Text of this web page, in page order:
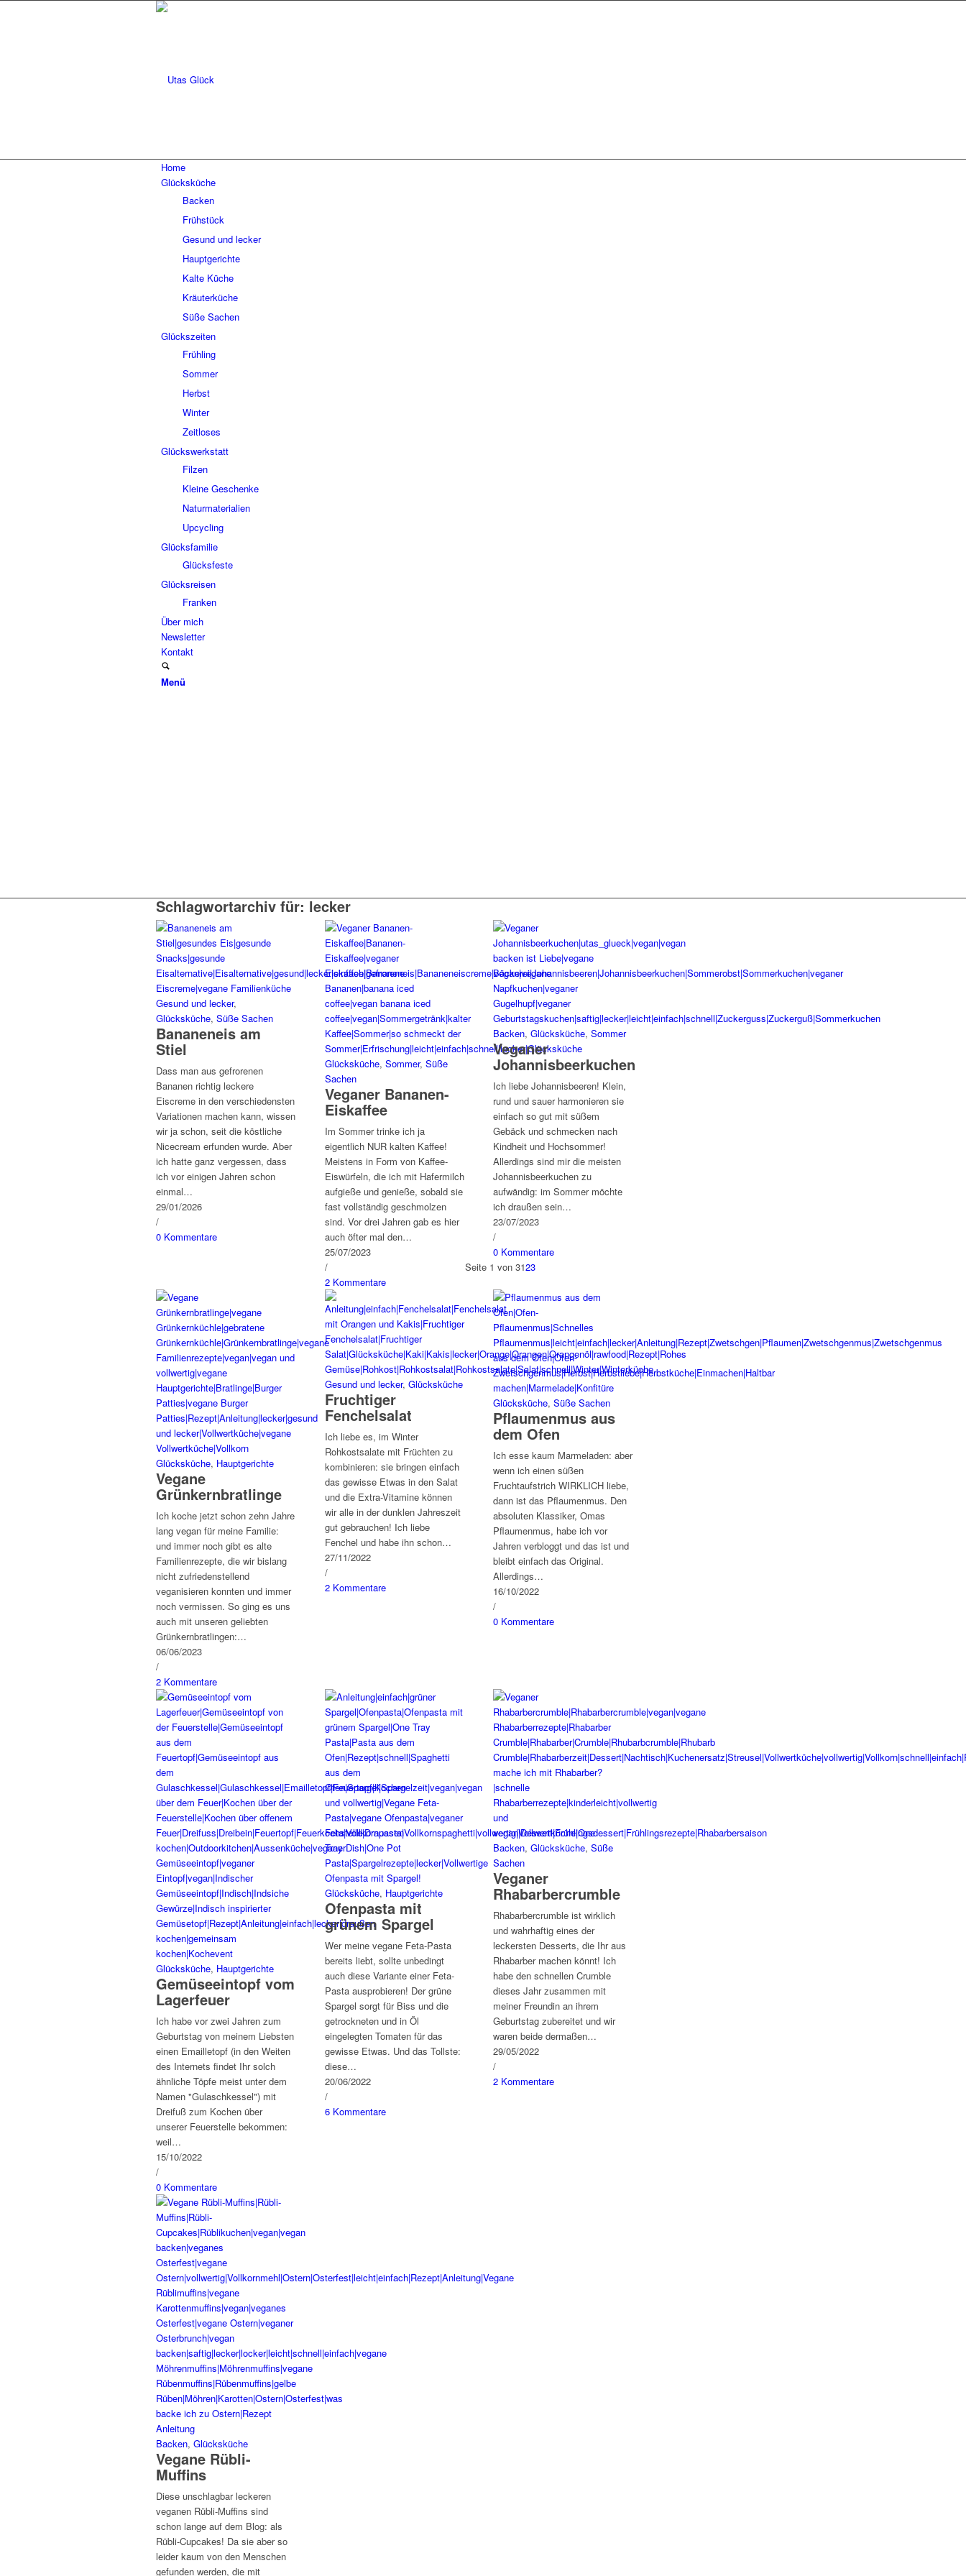
Home
Glücksküche
Backen
Frühstück
Gesund und lecker
Hauptgerichte
Kalte Küche
Kräuterküche
Süße Sachen
Glückszeiten
Frühling
Sommer
Herbst
Winter
Zeitloses
Glückswerkstatt
Filzen
Kleine Geschenke
Naturmaterialien
Upcycling
Glücksfamilie
Glücksfeste
Glücksreisen
Franken
Über mich
Newsletter
Kontakt
Menü
Schlagwortarchiv für: lecker
Gesund und lecker,
Glücksküche, Süße Sachen
Bananeneis am
Stiel
Dass man aus gefrorenen
Bananen richtig leckere
Eiscreme in den verschiedensten
Variationen machen kann, wissen
wir ja schon, seit die köstliche
Nicecream erfunden wurde. Aber
ich hatte ganz vergessen, dass
ich vor einigen Jahren schon
einmal…
29/01/2026
/
0 Kommentare
Glücksküche, Sommer, Süße
Sachen
Veganer Bananen-
Eiskaffee
Im Sommer trinke ich ja
eigentlich NUR kalten Kaffee!
Meistens in Form von Kaffee-
Eiswürfeln, die ich mit Hafermilch
aufgieße und genieße, sobald sie
fast vollständig geschmolzen
sind. Vor drei Jahren gab es hier
auch öfter mal den…
25/07/2023
/
2 Kommentare
Backen,Glücksküche,Sommer
Veganer
Johannisbeerkuchen
Ich liebe Johannisbeeren! Klein,
rund und sauer harmonieren sie
einfach so gut mit süßem
Gebäck und schmecken nach
Kindheit und Hochsommer!
Allerdings sind mir die meisten
Johannisbeerkuchen zu
aufwändig: im Sommer möchte
ich draußen sein…
23/07/2023
/
0 Kommentare
Glücksküche, Hauptgerichte
Vegane
Grünkernbratlinge
Ich koche jetzt schon zehn Jahre
lang vegan für meine Familie:
und immer noch gibt es alte
Familienrezepte, die wir bislang
nicht zufriedenstellend
veganisieren konnten und immer
noch vermissen. So ging es uns
auch mit unseren geliebten
Grünkernbratlingen:…
06/06/2023
/
2 Kommentare
Gesund und lecker, Glücksküche
Fruchtiger
Fenchelsalat
Ich liebe es, im Winter
Rohkostsalate mit Früchten zu
kombinieren: sie bringen einfach
das gewisse Etwas in den Salat
und die Extra-Vitamine können
wir alle in der dunklen Jahreszeit
gut gebrauchen! Ich liebe
Fenchel und habe ihn schon…
27/11/2022
/
2 Kommentare
Glücksküche,Süße Sachen
Pflaumenmus aus
dem Ofen
Ich esse kaum Marmeladen: aber
wenn ich einen süßen
Fruchtaufstrich WIRKLICH liebe,
dann ist das Pflaumenmus. Den
absoluten Klassiker, Omas
Pflaumenmus, habe ich vor
Jahren verbloggt und das ist und
bleibt einfach das Original.
Allerdings…
16/10/2022
/
0 Kommentare
Glücksküche, Hauptgerichte
Gemüseeintopf vom
Lagerfeuer
Ich habe vor zwei Jahren zum
Geburtstag von meinem Liebsten
einen Emailletopf (in den Weiten
des Internets findet Ihr solch
ähnliche Töpfe meist unter dem
Namen "Gulaschkessel") mit
Dreifuß zum Kochen über
unserer Feuerstelle bekommen:
weil…
15/10/2022
/
0 Kommentare
Glücksküche, Hauptgerichte
Ofenpasta mit
grünem Spargel
Wer meine vegane Feta-Pasta
bereits liebt, sollte unbedingt
auch diese Variante einer Feta-
Pasta ausprobieren! Der grüne
Spargel sorgt für Biss und die
getrockneten und in Öl
eingelegten Tomaten für das
gewisse Etwas. Und das Tollste:
diese…
20/06/2022
/
6 Kommentare
Backen,Glücksküche,Süße
Sachen
Veganer
Rhabarbercrumble
Rhabarbercrumble ist wirklich
und wahrhaftig eines der
leckersten Desserts, die Ihr aus
Rhabarber machen könnt! Ich
habe den schnellen Crumble
dieses Jahr zusammen mit
meiner Freundin an ihrem
Geburtstag zubereitet und wir
waren beide dermaßen…
29/05/2022
/
2 Kommentare
Backen, Glücksküche
Vegane Rübli-
Muffins
Diese unschlagbar leckeren
veganen Rübli-Muffins sind
schon lange auf dem Blog: als
Rübli-Cupcakes! Da sie aber so
leider kaum von den Menschen
gefunden werden, die mit
Seite 1 von 3123